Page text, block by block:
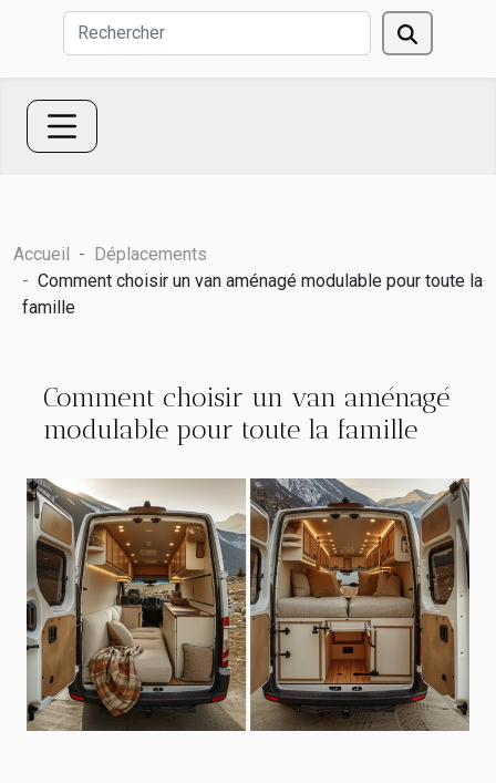
Accueil
Déplacements
Comment choisir un van aménagé modulable pour toute la
famille
Comment choisir un van aménagé
modulable pour toute la famille